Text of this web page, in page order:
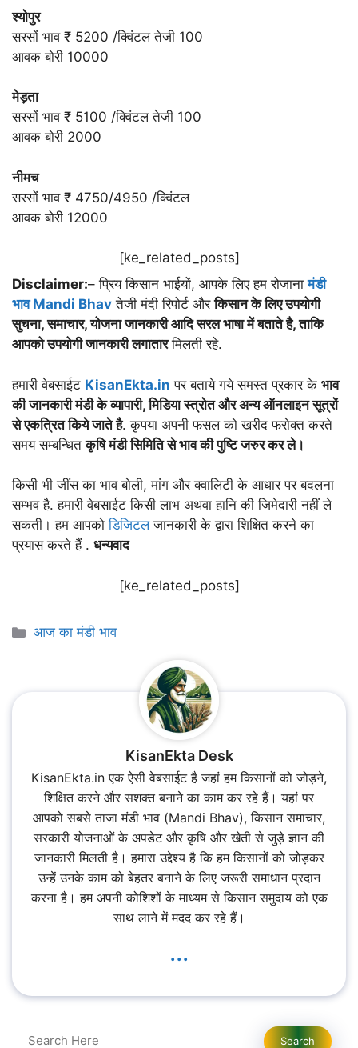
श्योपुर
सरसों भाव ₹ 5200 /क्विंटल तेजी 100
आवक बोरी 10000
मेड़ता
सरसों भाव ₹ 5100 /क्विंटल तेजी 100
आवक बोरी 2000
नीमच
सरसों भाव ₹ 4750/4950 /क्विंटल
आवक बोरी 12000
[ke_related_posts]
Disclaimer:– प्रिय किसान भाईयों, आपके लिए हम रोजानामंडी
भाव Mandi Bhav तेजी मंदी रिपोर्ट औरकिसान के लिए उपयोगी
सुचना, समाचार, योजना जानकारी आदि सरल भाषा में बताते है, ताकि
आपको उपयोगी जानकारी लगातारमिलती रहे.
हमारी वेबसाईट KisanEkta.in पर बताये गये समस्त प्रकार के भाव
की जानकारी मंडी के व्यापारी, मिडिया स्त्रोत और अन्य ऑनलाइन सूत्रों
से एकत्रित किये जाते है. कृपया अपनी फसल को खरीद फरोक्त करते
समय सम्बन्धितकृषि मंडी सिमिति से भाव की पुष्टि जरुर कर ले।
किसी भी जींस का भाव बोली, मांग और क्वालिटी के आधार पर बदलना
सम्भव है. हमारी वेबसाईट किसी लाभ अथवा हानि की जिमेदारी नहीं ले
सकती। हम आपकोडिजिटलजानकारी के द्वारा शिक्षित करने का
प्रयास करते हैं . धन्यवाद
[ke_related_posts]
Categories
आज का मंडी भाव
KisanEkta Desk
KisanEkta.in एक ऐसी वेबसाईट है जहां हम किसानों को जोड़ने,
शिक्षित करने और सशक्त बनाने का काम कर रहे हैं। यहां पर
आपको सबसे ताजा मंडी भाव (Mandi Bhav), किसान समाचार,
सरकारी योजनाओं के अपडेट और कृषि और खेती से जुड़े ज्ञान की
जानकारी मिलती है। हमारा उद्देश्य है कि हम किसानों को जोड़कर
उन्हें उनके काम को बेहतर बनाने के लिए जरूरी समाधान प्रदान
करना है। हम अपनी कोशिशों के माध्यम से किसान समुदाय को एक
साथ लाने में मदद कर रहे हैं।
...
Search Search